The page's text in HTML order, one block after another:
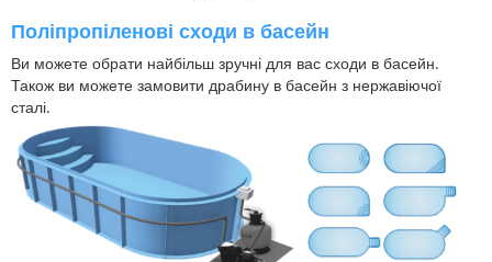
Поліпропіленові сходи в басейн
Ви можете обрати найбільш зручні для вас сходи в басейн.
Також ви можете замовити драбину в басейн з нержавіючої
сталі.